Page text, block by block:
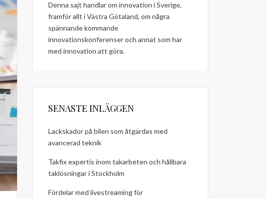
Denna sajt handlar om innovation i Sverige,
framför allt i Västra Götaland, om några
spännande kommande
innovationskonferenser och annat som har
med innovation att göra.
SENASTE INLÄGGEN
Lackskador på bilen som åtgärdas med
avancerad teknik
Takfix expertis inom takarbeten och hållbara
taklösningar i Stockholm
Fördelar med livestreaming för